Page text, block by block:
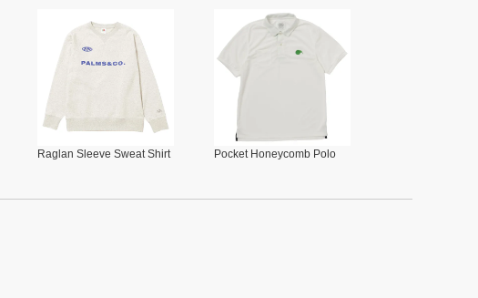
Raglan Sleeve Sweat Shirt Pocket Honeycomb Polo